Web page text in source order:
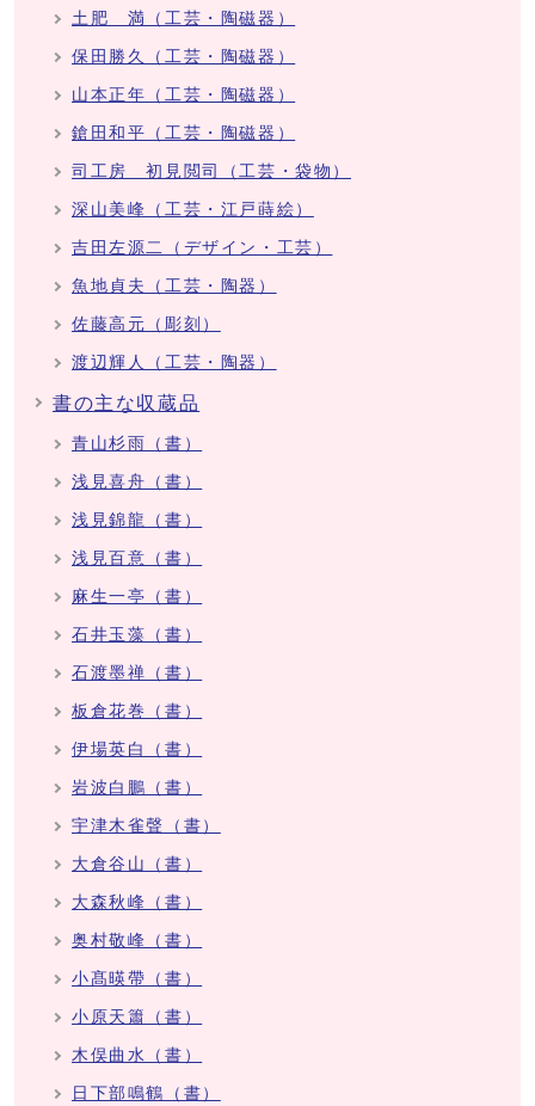
土肥 満（工芸・陶磁器）
保田勝久（工芸・陶磁器）
山本正年（工芸・陶磁器）
鎗田和平（工芸・陶磁器）
司工房 初見閲司（工芸・袋物）
深山美峰（工芸・江戸蒔絵）
吉田左源二（デザイン・工芸）
魚地貞夫（工芸・陶器）
佐藤高元（彫刻）
渡辺輝人（工芸・陶器）
書の主な収蔵品
青山杉雨（書）
浅見喜舟（書）
浅見錦龍（書）
浅見百意（書）
麻生一亭（書）
石井玉藻（書）
石渡墨禅（書）
板倉花巻（書）
伊場英白（書）
岩波白鵬（書）
宇津木雀聲（書）
大倉谷山（書）
大森秋峰（書）
奥村敬峰（書）
小髙暎帶（書）
小原天簫（書）
木俣曲水（書）
日下部鳴鶴（書）